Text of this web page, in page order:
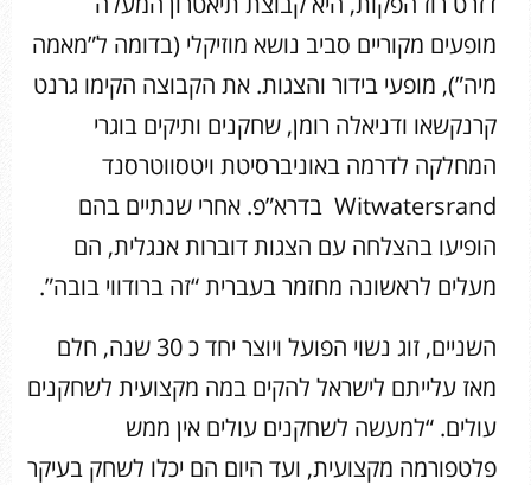
מופעים מקוריים סביב נושא מוזיקלי (בדומה ל”מאמה
מיה”), מופעי בידור והצגות. את הקבוצה הקימו גרנט
קרנקשאו ודניאלה רומן, שחקנים ותיקים בוגרי
המחלקה לדרמה באוניברסיטת ויטסווטרסנד
Witwatersrand בדרא”פ. אחרי שנתיים בהם
הופיעו בהצלחה עם הצגות דוברות אנגלית, הם
מעלים לראשונה מחזמר בעברית “זה ברודווי בובה”.
השניים, זוג נשוי הפועל ויוצר יחד כ 30 שנה, חלם
מאז עלייתם לישראל להקים במה מקצועית לשחקנים
עולים. “למעשה לשחקנים עולים אין ממש
פלטפורמה מקצועית, ועד היום הם יכלו לשחק בעיקר